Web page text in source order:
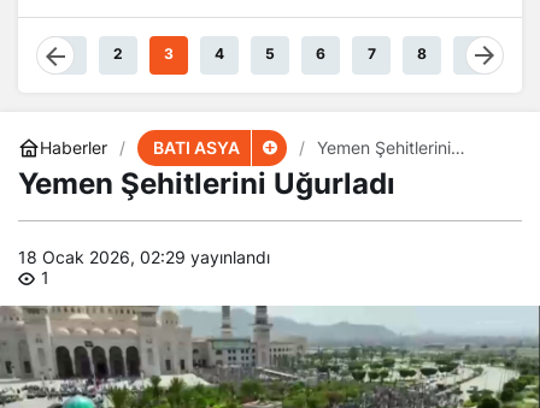
1 2 3 4 5 6 7 8 9
Haberler BATI ASYA
​​​​​​​Yemen Şehitlerini
Uğurladı
​​​​​​​Yemen Şehitlerini Uğurladı
18 Ocak 2026, 02:29 yayınlandı
1